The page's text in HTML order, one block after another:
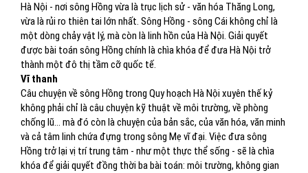
Hà Nội - nơi sông Hồng vừa là trục lịch sử - văn hóa Thăng Long,
vừa là rủi ro thiên tai lớn nhất. Sông Hồng - sông Cái không chỉ là
một dòng chảy vật lý, mà còn là linh hồn của Hà Nội. Giải quyết
được bài toán sông Hồng chính là chìa khóa để đưa Hà Nội trở
thành một đô thị tầm cỡ quốc tế.
Vĩ thanh
Câu chuyện về sông Hồng trong Quy hoạch Hà Nội xuyên thế kỷ
không phải chỉ là câu chuyện kỹ thuật về môi trường, về phòng
chống lũ… mà đó còn là chuyện của bản sắc, của văn hóa, văn minh
và cả tâm linh chứa đựng trong sông Mẹ vĩ đại. Việc đưa sông
Hồng trở lại vị trí trung tâm - như một thực thể sống - sẽ là chìa
khóa để giải quyết đồng thời ba bài toán: môi trường, không gian